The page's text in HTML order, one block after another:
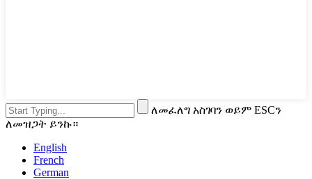
ለመፈለግ አስገባን ወይም ESCን
ለመዝጋት ይንኩ።
English
French
German